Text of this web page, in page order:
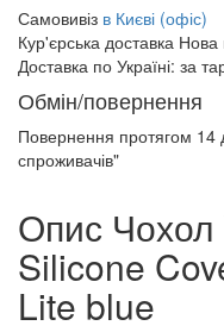
Самовивіз в Києві (офіс)
Кур'єрська доставка
Доставка по Україні: за
Обмін/повернення
Повернення протягом 14
спроживачів"
Опис Чохол
Silicone
Lite blue